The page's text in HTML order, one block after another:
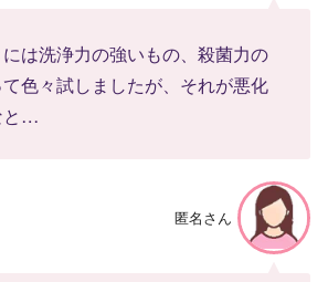
は洗浄力の強いもの、殺菌力の
色々試しましたが、それが悪化
と…
匿名さん